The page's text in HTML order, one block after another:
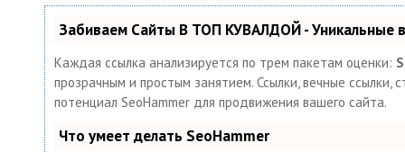
Забиваем Сайты В ТОП КУВАЛДОЙ - Уникальные
Каждая ссылка анализируется по трем пакетам оценки:
прозрачным и простым занятием. Ссылки, вечные ссылки,
потенциал SeoHammer для продвижения вашего сайта.
Что умеет делать SeoHammer